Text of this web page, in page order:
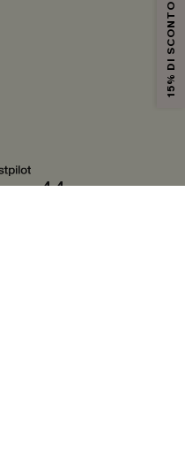
4.4
15% DI SCONTO